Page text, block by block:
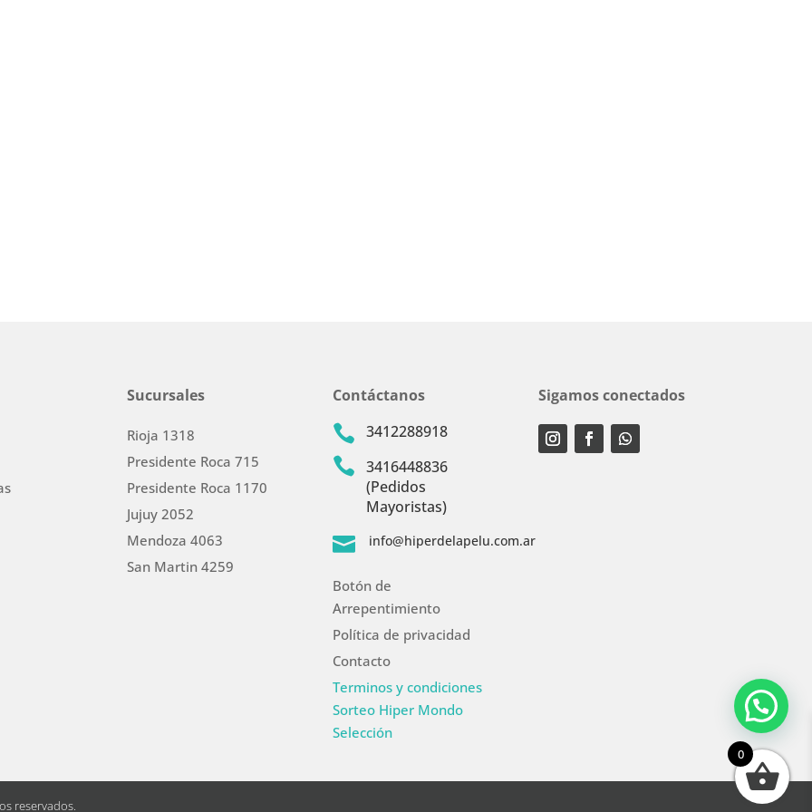
Sucursales
Rioja 1318
Presidente Roca 715
Presidente Roca 1170
Jujuy 2052
Mendoza 4063
San Martin 4259
Contáctanos
 3412288918

3416448836
(Pedidos
Mayoristas)
 info@hiperdelapelu.com.ar
Botón de
Arrepentimiento
Política de privacidad
Contacto
Terminos y condiciones
Sorteo Hiper Mondo
Selección
Sigamos conectados
reservados.
0